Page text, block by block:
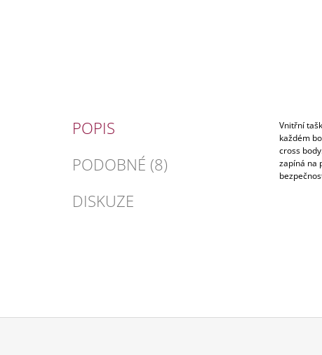
POPIS
PODOBNÉ (8)
DISKUZE
Vnitřní
každém
cross
zapíná na